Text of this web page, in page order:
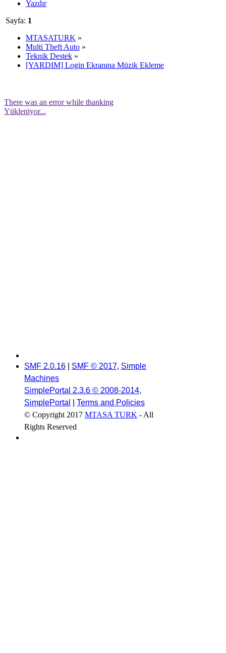
Yazdır
Sayfa: 1
MTASATURK »
Multi Theft Auto »
Teknik Destek »
[YARDIM] Login Ekranına Müzik Ekleme
There was an error while thanking
Yükleniyor...
SMF 2.0.16 SMF © 2017, Simple
Machines
SimplePortal 2.3.6 © 2008-2014,
SimplePortal
Terms and Policies
© Copyright 2017 MTASA TURK - All
Rights Reserved